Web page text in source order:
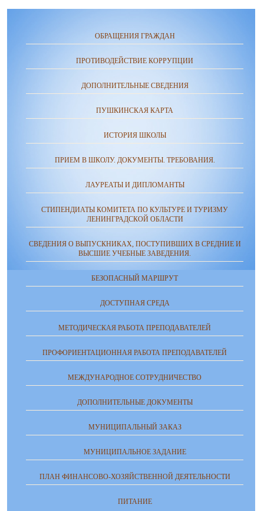
ОБРАЩЕНИЯ ГРАЖДАН
ПРОТИВОДЕЙСТВИЕ КОРРУПЦИИ
ДОПОЛНИТЕЛЬНЫЕ СВЕДЕНИЯ
ПУШКИНСКАЯ КАРТА
ИСТОРИЯ ШКОЛЫ
ПРИЕМ В ШКОЛУ. ДОКУМЕНТЫ. ТРЕБОВАНИЯ.
ЛАУРЕАТЫ И ДИПЛОМАНТЫ
СТИПЕНДИАТЫ КОМИТЕТА ПО КУЛЬТУРЕ И ТУРИЗМУ
ЛЕНИНГРАДСКОЙ ОБЛАСТИ
СВЕДЕНИЯ О ВЫПУСКНИКАХ, ПОСТУПИВШИХ В СРЕДНИЕ И
ВЫСШИЕ УЧЕБНЫЕ ЗАВЕДЕНИЯ.
БЕЗОПАСНЫЙ МАРШРУТ
ДОСТУПНАЯ СРЕДА
МЕТОДИЧЕСКАЯ РАБОТА ПРЕПОДАВАТЕЛЕЙ
ПРОФОРИЕНТАЦИОННАЯ РАБОТА ПРЕПОДАВАТЕЛЕЙ
МЕЖДУНАРОДНОЕ СОТРУДНИЧЕСТВО
ДОПОЛНИТЕЛЬНЫЕ ДОКУМЕНТЫ
МУНИЦИПАЛЬНЫЙ ЗАКАЗ
МУНИЦИПАЛЬНОЕ ЗАДАНИЕ
ПЛАН ФИНАНСОВО-ХОЗЯЙСТВЕННОЙ ДЕЯТЕЛЬНОСТИ
ПИТАНИЕ